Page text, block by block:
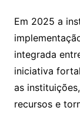
Em 2025 a
integrada
iniciativa
as
recursos e